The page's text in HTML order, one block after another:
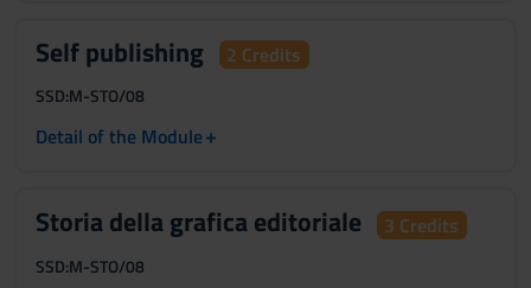
Self publishing 2 Credits
SSD:M-STO/08
Detail of the Module+
Storia della grafica editoriale 3 Credits
SSD:M-STO/08